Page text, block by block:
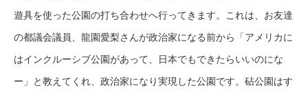
遊具を使った公園の打ち合わせへ行ってきます。これは、お友達
の都議会議員、龍園愛梨さんが政治家になる前から「アメリカに
はインクルーシブ公園があって、日本でもできたらいいのにな
ー」と教えてくれ、政治家になり実現した公園です。砧公園はす